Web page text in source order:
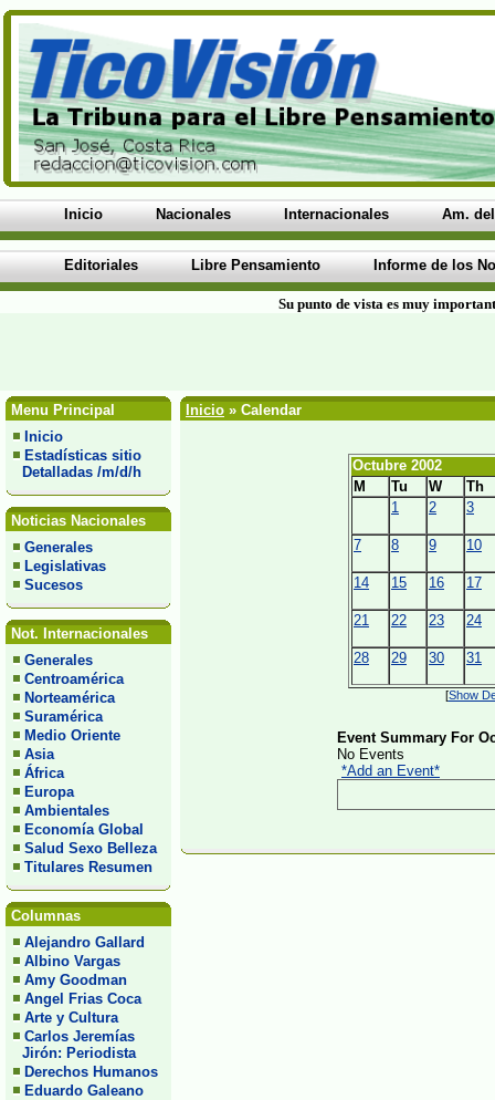
Inicio Nacionales Internacionales Am.
Editoriales Libre Pensamiento Informe de los
Su punto de vista es muy
Menu Principal
Inicio
Estadísticas sitio
Detalladas /m/d/h
Noticias Nacionales
Generales
Legislativas
Sucesos
Not. Internacionales
Generales
Centroamérica
Norteamérica
Suramérica
Medio Oriente
Asia
África
Europa
Ambientales
Economía Global
Salud Sexo Belleza
Titulares Resumen
Columnas
Alejandro Gallard
Albino Vargas
Amy Goodman
Angel Frias Coca
Arte y Cultura
Carlos Jeremías
Jirón: Periodista
Derechos Humanos
Eduardo Galeano
Inicio » Calendar
Octubre 2002
M
Tu W
Th
1
2 3
7 8 9 10
14 15 16 17
21 22 23 24
28 29 30 31
[Show
Event Summary For
No Events
*Add an Event*